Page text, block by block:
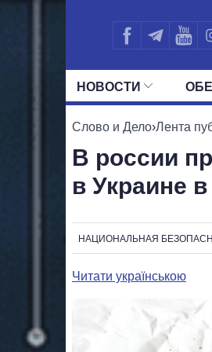
НОВОСТИ
ВСЕ
Слово и Дело›Лента
В россии
в Украине
НАЦИОНАЛЬНАЯ
Читати українською